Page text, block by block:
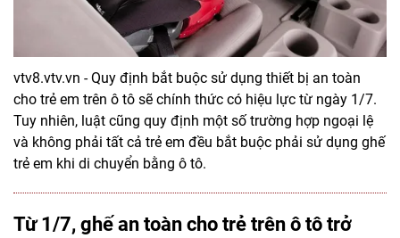
vtv8.vtv.vn - Quy định bắt buộc sử dụng thiết bị an toàn
cho trẻ em trên ô tô sẽ chính thức có hiệu lực từ ngày 1/7.
Tuy nhiên, luật cũng quy định một số trường hợp ngoại lệ
và không phải tất cả trẻ em đều bắt buộc phải sử dụng ghế
trẻ em khi di chuyển bằng ô tô.
Từ 1/7, ghế an toàn cho trẻ trên ô tô trở